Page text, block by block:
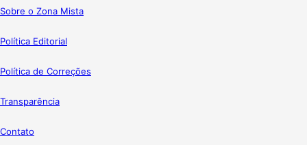
Sobre o Zona Mista
Política Editorial
Política de Correções
Transparência
Contato